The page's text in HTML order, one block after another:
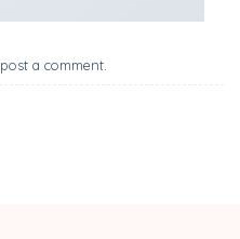
post a comment.